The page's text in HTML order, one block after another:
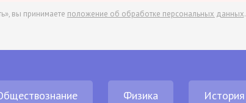
вы принимаете положение об обработке персональных данных.
Физика История